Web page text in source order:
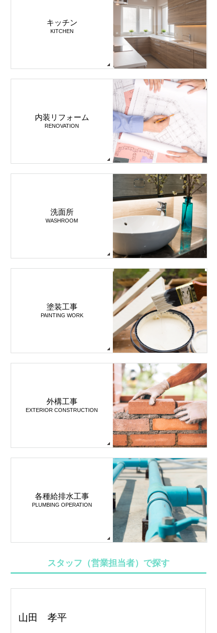
キッチン
KITCHEN
内装リフォーム
RENOVATION
洗面所
WASHROOM
塗装工事
PAINTING WORK
外構工事
EXTERIOR CONSTRUCTION
各種給排水工事
PLUMBING OPERATION
スタッフ（営業担当者）で探す
山田 孝平